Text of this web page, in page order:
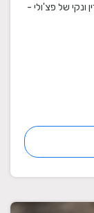
עדין ונקי של פצ'ולי -